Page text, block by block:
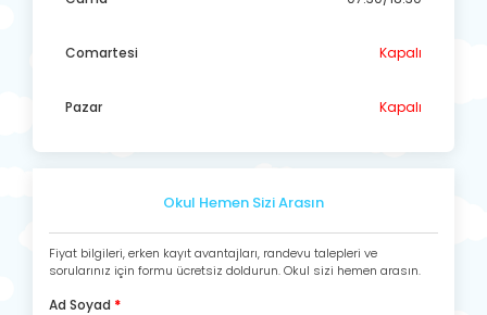
Comartesi Kapalı
Pazar Kapalı
Okul Hemen Sizi Arasın
Fiyat bilgileri, erken kayıt avantajları, randevu talepleri ve
sorularınız için formu ücretsiz doldurun. Okul sizi hemen arasın.
Ad Soyad *